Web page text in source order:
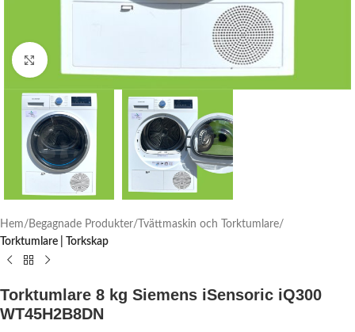
Click to enlarge
Hem Begagnade Produkter
Tvättmaskin och Torktumlare
Torktumlare | Torkskap
Torktumlare 8 kg Siemens iSensoric iQ300
WT45H2B8DN